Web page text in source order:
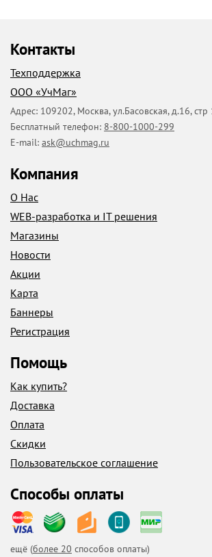
Контакты
Техподдержка
ООО «УчМаг»
Адрес: 109202, Москва,ул.Басовская, д.16, стр
Бесплатный телефон: 8-800-1000-299
E-mail: ask@uchmag.ru
Компания
О Нас
WEB-разработка и IT решения
Магазины
Новости
Акции
Карта
Баннеры
Регистрация
Помощь
Как купить?
Доставка
Оплата
Скидки
Пользовательское соглашение
Способы оплаты
ещё (более 20 способов оплаты)